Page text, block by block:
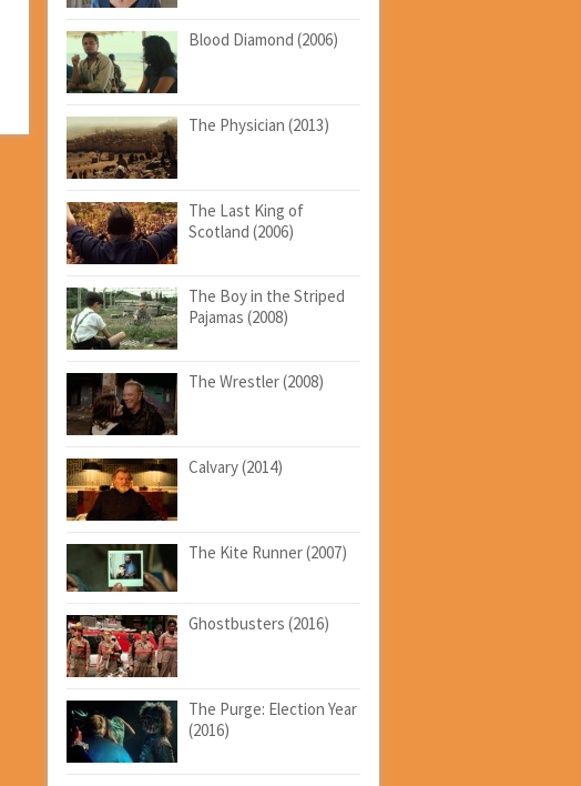
Blood Diamond (2006)
The Physician (2013)
The Last King of
Scotland (2006)
The Boy in the Striped
Pajamas (2008)
The Wrestler (2008)
Calvary (2014)
The Kite Runner (2007)
Ghostbusters (2016)
The Purge: Election Year
(2016)